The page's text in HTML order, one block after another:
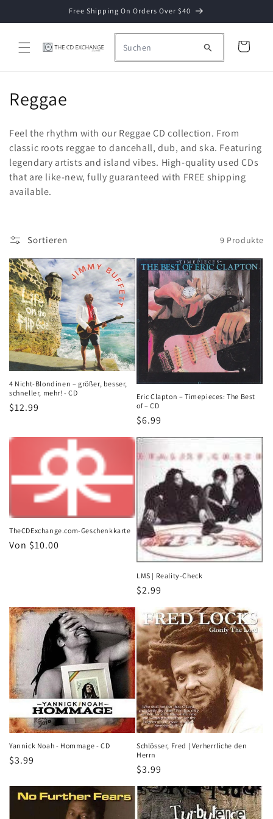
Inhalt
Free Shipping On Orders Over $40
Warenkorb
K
t
e
g
r
i
e
:
Reggae
Feel the rhythm with our Reggae CD collection. From
classic roots reggae to dancehall, dub, and ska. Featuring
legendary artists and island vibes. High-quality used CDs
that are like-new, fully guaranteed with FREE shipping
available.
Sortieren 9 Produkte
4 Nicht-Blondinen – größer, besser,
schneller, mehr! - CD
Normaler
$12.99
Eric Clapton – Timepieces: The Best
of – CD
Normaler
Preis
$6.99
TheCDExchange.com-Geschenkkarte
Normaler
Von $10.00
LMS | Reality-Check
Normaler
$2.99
Yannick Noah - Hommage - CD
Normaler
$3.99
Schlösser, Fred | Verherrliche den
Herrn
Normaler
Preis
$3.99